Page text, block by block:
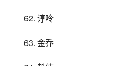
62. 谆呤
63. 金乔